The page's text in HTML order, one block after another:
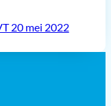
20 mei 2022